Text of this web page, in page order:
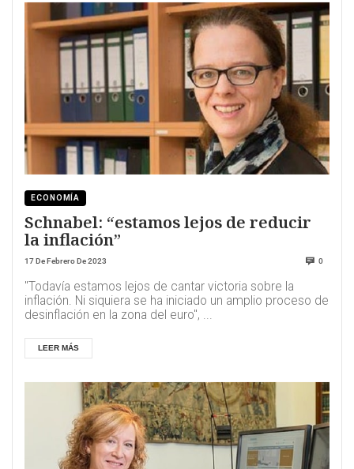
ECONOMÍA
Schnabel: “estamos lejos de reducir
la inflación”
17 De Febrero De 2023 0
"Todavía estamos lejos de cantar victoria sobre la
inflación. Ni siquiera se ha iniciado un amplio proceso de
desinflación en la zona del euro", ...
LEER MÁS